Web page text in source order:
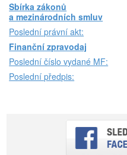
Sbírka zákonů
a mezinárodních smluv
Poslední právní akt:
Finanční zpravodaj
Poslední číslo vydané MF:
Poslední předpis: